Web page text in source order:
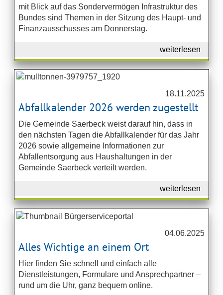
mit Blick auf das Sondervermögen Infrastruktur des
Bundes sind Themen in der Sitzung des Haupt- und
Finanzausschusses am Donnerstag.
weiterlesen
Abfallkalender 2026 werden zugestellt
18.11.2025
Die Gemeinde Saerbeck weist darauf hin, dass in
den nächsten Tagen die Abfallkalender für das Jahr
2026 sowie allgemeine Informationen zur
Abfallentsorgung aus Haushaltungen in der
Gemeinde Saerbeck verteilt werden.
weiterlesen
Alles Wichtige an einem Ort
04.06.2025
Hier finden Sie schnell und einfach alle
Dienstleistungen, Formulare und Ansprechpartner –
rund um die Uhr, ganz bequem online.